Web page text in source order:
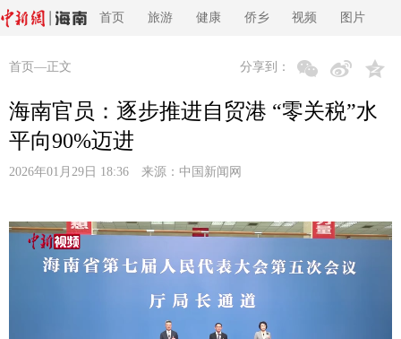
首页 旅游 健康 侨乡 视频 图片
首页 —正文 分享到：
海南官员：逐步推进自贸港 “零关税”水
平向90%迈进
2026年01月29日 18:36 来源： 中国新闻网